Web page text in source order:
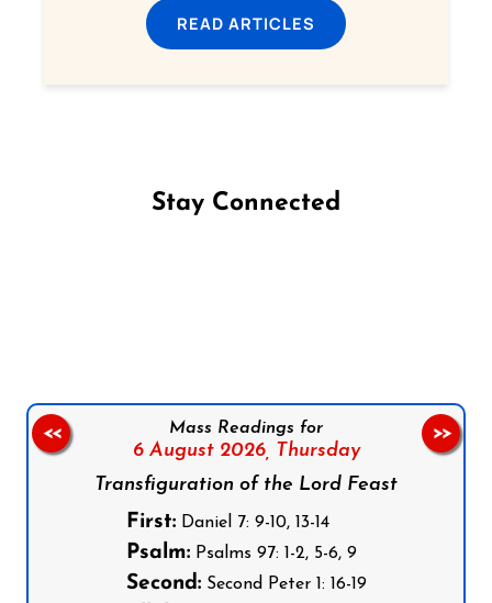
READ ARTICLES
Stay Connected
Mass Readings for
6 August 2026,
Thursday
Transfiguration of the Lord Feast
First:Daniel 7: 9-10, 13-14
Psalm:Psalms 97: 1-2, 5-6, 9
Second:Second Peter 1: 16-19
<< >>